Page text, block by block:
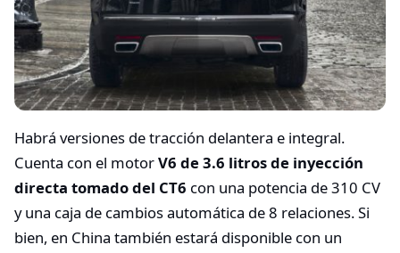
Habrá versiones de tracción delantera e integral.
Cuenta con el motorV6 de 3.6 litros de inyección
directa tomado del CT6 con una potencia de 310 CV
y una caja de cambios automática de 8 relaciones. Si
bien, en China también estará disponible con un